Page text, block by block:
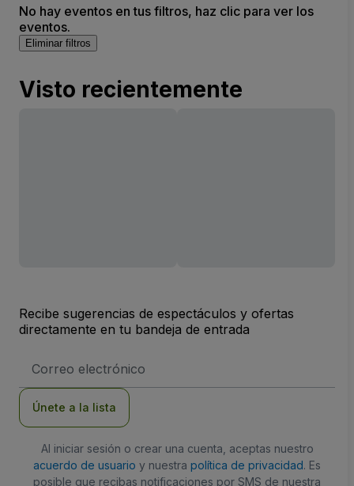
No hay eventos en tus filtros, haz clic para ver los
eventos.
Eliminar filtros
Visto recientemente
Recibe sugerencias de espectáculos y ofertas
directamente en tu bandeja de entrada
de
Únete a la lista
Al iniciar sesión o crear una cuenta, aceptas nuestro
acuerdo de usuario y nuestra política de privacidad. Es
posible que recibas notificaciones por SMS de nuestra